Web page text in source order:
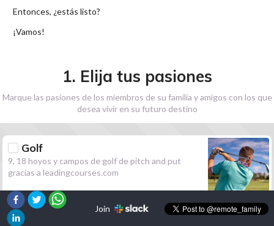
Entonces, ¿estás listo?
¡Vamos!
1. Elija tus pasiones
Marque las pasiones de los miembros de su familia y amigos con los que
desea vivir en su futuro destino
Golf
9, 18 hoyos y campos de golf de pitch and put
gracias a leadingcourses.com
Senderismo
Join